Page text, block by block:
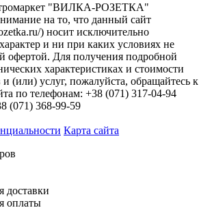
"ВИЛКА-РОЗЕТКА"
на то, что данный сайт
) носит исключительно
и ни при каких условиях не
офертой. Для получения подробной
характеристиках и стоимости
(или) услуг, пожалуйста, обращайтесь к
по телефонам: +38 (071) 317-04-94
(071) 368-99-59
Карта сайта
доставки
оплаты